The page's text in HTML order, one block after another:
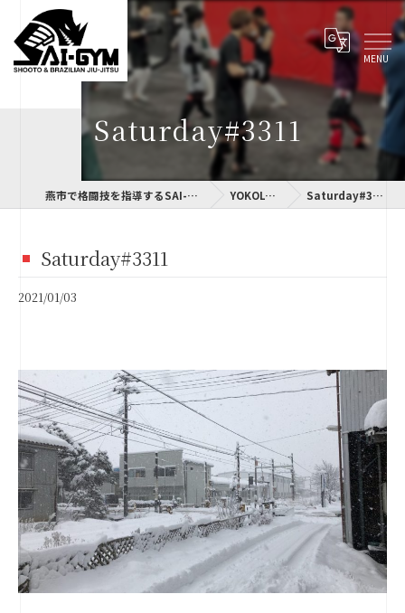
Saturday#3311
燕市で格闘技を指導するSAI-GYM YOKOLOG Saturday#3311
Saturday#3311
2021/01/03